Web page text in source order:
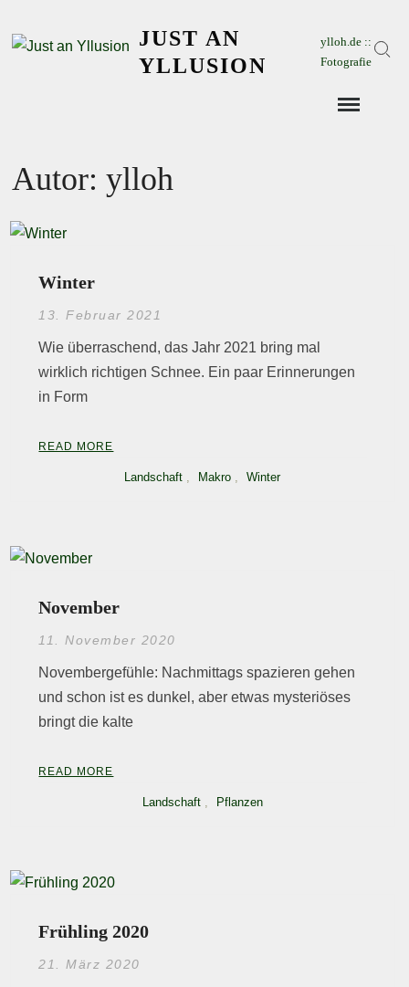
JUST AN
YLLUSION
ylloh.de ::
Fotografie
Autor:ylloh
Winter
13. Februar 2021
Wie überraschend, das Jahr 2021 bring mal
wirklich richtigen Schnee. Ein paar Erinnerungen
in Form
READ MORE
Landschaft , Makro , Winter
November
11. November 2020
Novembergefühle: Nachmittags spazieren gehen
und schon ist es dunkel, aber etwas mysteriöses
bringt die kalte
READ MORE
Landschaft, Pflanzen
Frühling 2020
21. März 2020